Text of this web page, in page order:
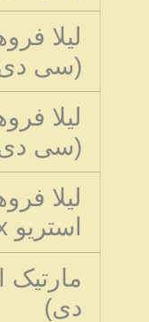
(سی دی)
(سی دی)
لیلا
استریو Caltex (سی دی)
دی)